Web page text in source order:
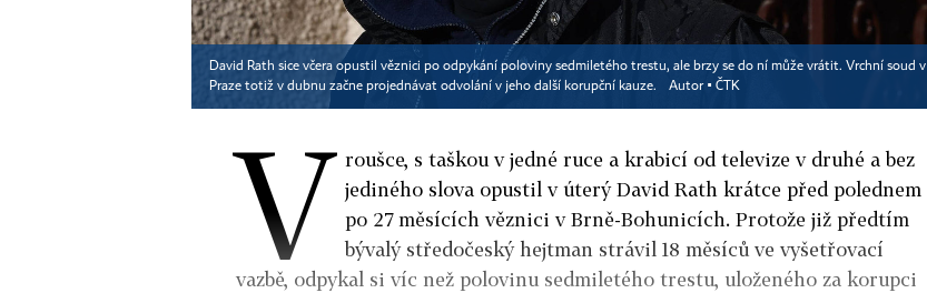
David Rath sice včera opustil věznici po odpykání poloviny sedmiletého trestu, ale brzy se do ní může vrátit. Vrchní soud v
Praze totiž v dubnu začne projednávat odvolání v jeho další korupční kauze.
Autor ▪ ČTK
V roušce, s taškou v jedné ruce a krabicí od televize v druhé a bez
jediného slova opustil v úterý David Rath krátce před polednem
po 27 měsících věznici v Brně-Bohunicích. Protože již předtím
bývalý středočeský hejtman strávil 18 měsíců ve vyšetřovací
vazbě, odpykal si víc než polovinu sedmiletého trestu, uloženého za korupci